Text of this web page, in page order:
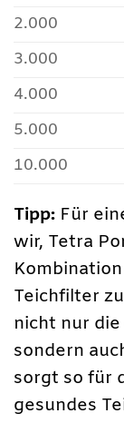
2.000
3.000
4.000
5.000
10.000
Tipp: Für
wir, Tetra
Teichfilter
nicht nur
sondern
sorgt so für
gesundes